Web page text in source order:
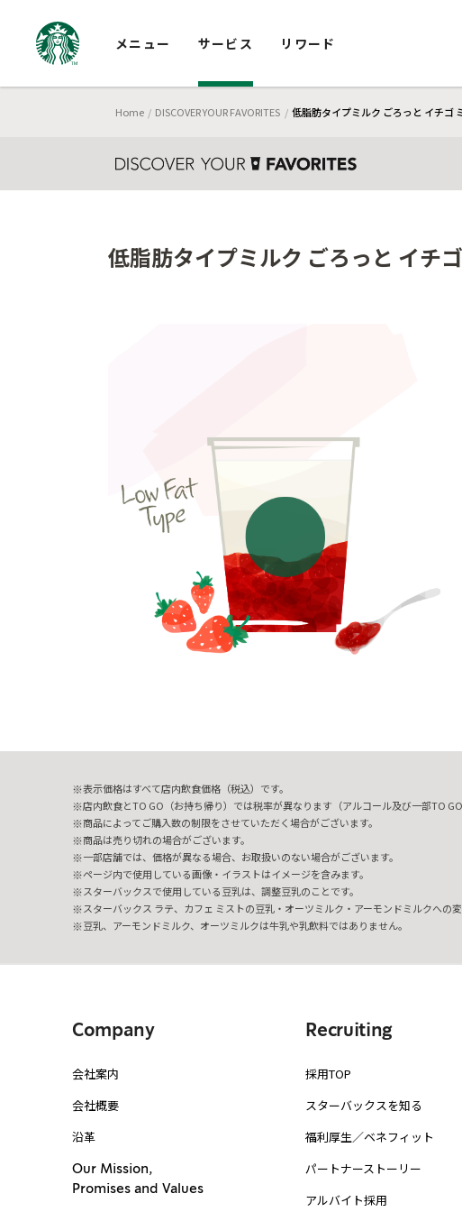
メニュー サービス リワード
Home DISCOVER YOUR FAVORITES 低脂肪タイプミルク ごろっと イチゴ
低脂肪タイプミルク ごろっと イチ
表示価格はすべて店内飲食価格（税込）です。
店内飲食とTO GO（お持ち帰り）では税率が異なります（アルコール及び一部TO
商品によってご購入数の制限をさせていただく場合がございます。
商品は売り切れの場合がございます。
一部店舗では、価格が異なる場合、お取扱いのない場合がございます。
ページ内で使用している画像・イラストはイメージを含みます。
スターバックスで使用している豆乳は、調整豆乳のことです。
スターバックス ラテ、カフェ ミストの豆乳・オーツミルク・アーモンドミルクへの変
豆乳、アーモンドミルク、オーツミルクは牛乳や乳飲料ではありません。
Company
会社案内
会社概要
沿革
Our Mission,
Promises and Values
Recruiting
採用TOP
スターバックスを知る
福利厚生／ベネフィット
パートナーストーリー
アルバイト採用